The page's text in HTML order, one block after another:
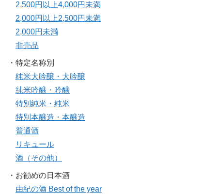
2,500円以上4,000円未満
2,000円以上2,500円未満
2,000円未満
非売品
・特定名称別
純米大吟醸・大吟醸
純米吟醸・吟醸
特別純米・純米
特別本醸造・本醸造
普通酒
リキュール
酒（その他）
・お勧めの日本酒
由紀の酒 Best of the year